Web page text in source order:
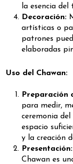
la esencia
Decoración:
artísticas o
patrones
elaboradas
Uso del Chawan:
Preparación
para medir,
ceremonia
espacio
y la creación
Presentación:
Chawan es